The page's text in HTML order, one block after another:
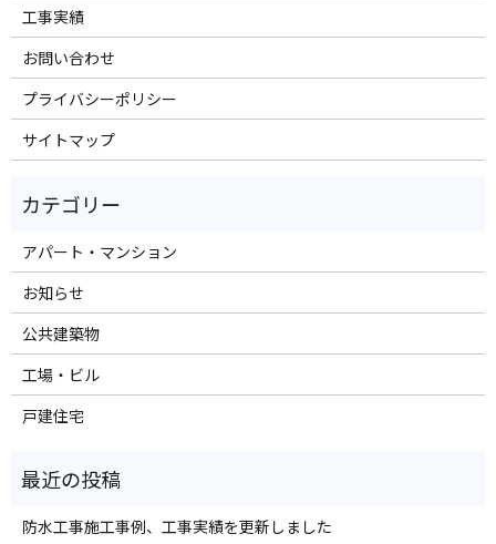
工事実績
お問い合わせ
プライバシーポリシー
サイトマップ
アパート・マンション
お知らせ
公共建築物
工場・ビル
戸建住宅
防水工事施工事例、工事実績を更新しました